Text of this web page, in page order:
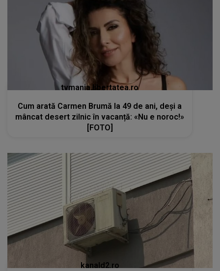
tvmania.libertatea.ro
Cum arată Carmen Brumă la 49 de ani, deși a
mâncat desert zilnic în vacanță: «Nu e noroc!»
[FOTO]
kanald2.ro